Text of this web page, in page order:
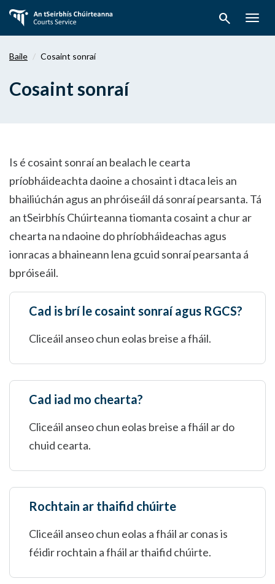
aghaidh
search
Baile Cosaint sonraí
Cosaint sonraí
Is é cosaint sonraí an bealach le cearta
príobháideachta daoine a chosaint i dtaca leis an
bhailiúchán agus an phróiseáil dá sonraí pearsanta. Tá
an tSeirbhís Chúirteanna tiomanta cosaint a chur ar
chearta na ndaoine do phríobháideachas agus
ionracas a bhaineann lena gcuid sonraí pearsanta á
bpróiseáil.
Cad is brí le cosaint sonraí agus RGCS?
Cliceáil anseo chun eolas breise a fháil.
Cad iad mo chearta?
Cliceáil anseo chun eolas breise a fháil ar do
chuid cearta.
Rochtain ar thaifid chúirte
Cliceáil anseo chun eolas a fháil ar conas is
féidir rochtain a fháil ar thaifid chúirte.